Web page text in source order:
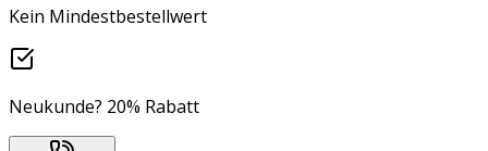
Kein Mindestbestellwert
Neukunde? 20% Rabatt